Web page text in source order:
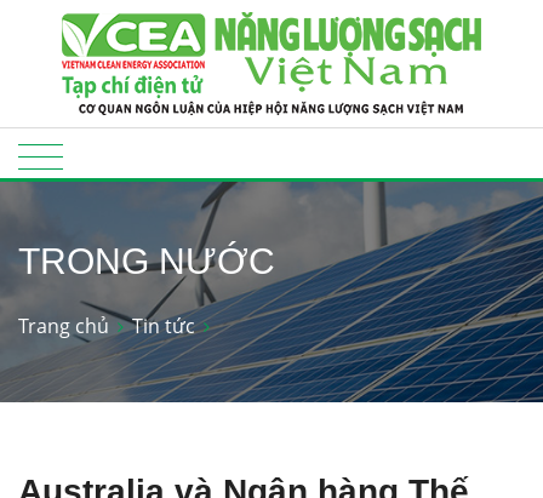
TRONG NƯỚC
Trang chủ Tin tức